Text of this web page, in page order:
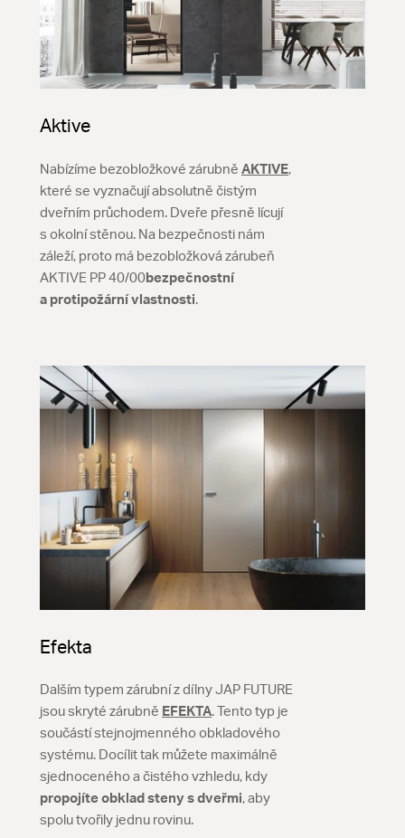
Aktive
Nabízíme bezobložkové zárubně AKTIVE,
které se vyznačují absolutně čistým
dveřním průchodem. Dveře přesně lícují
s okolní stěnou. Na bezpečnosti nám
záleží, proto má bezobložková zárubeň
AKTIVE PP 40/00 bezpečnostní
a protipožární vlastnosti.
Efekta
Dalším typem zárubní z dílny JAP FUTURE
jsou skryté zárubně EFEKTA. Tento typ je
součástí stejnojmenného obkladového
systému. Docílit tak můžete maximálně
sjednoceného a čistého vzhledu, kdy
propojíte obklad steny s dveřmi, aby
spolu tvořily jednu rovinu.